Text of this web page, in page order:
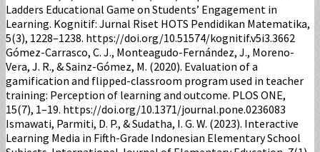
Ladders Educational Game on Students’ Engagement in
Learning. Kognitif: Jurnal Riset HOTS Pendidikan Matematika,
5(3), 1228–1238. https://doi.org/10.51574/kognitif.v5i3.3662
Gómez-Carrasco, C. J., Monteagudo-Fernández, J., Moreno-
Vera, J. R., & Sainz-Gómez, M. (2020). Evaluation of a
gamification and flipped-classroom program used in teacher
training: Perception of learning and outcome. PLOS ONE,
15(7), 1–19. https://doi.org/10.1371/journal.pone.0236083
Ismawati, Parmiti, D. P., & Sudatha, I. G. W. (2023). Interactive
Learning Media in Fifth-Grade Indonesian Elementary School